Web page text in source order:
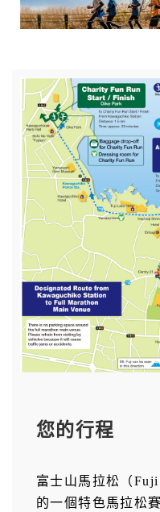
您的行程
富士山馬拉松（
的一個特色馬拉松